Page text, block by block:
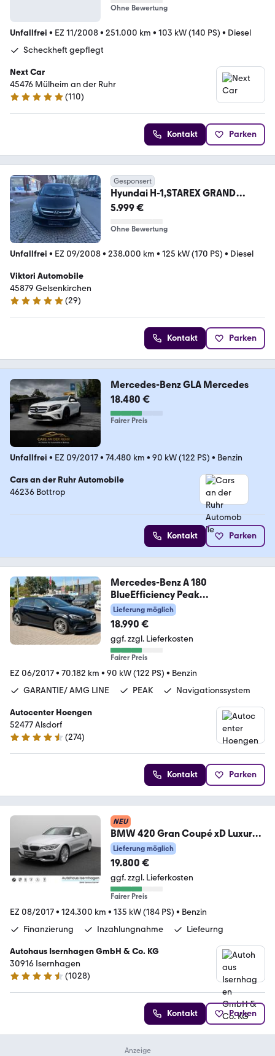
Ohne Bewertung
Unfallfrei • EZ 11/2008• 251.000 km • 103 kW (140 PS) • Diesel
Scheckheft gepflegt
Next Car
45476 Mülheim an der Ruhr
4.9 Sterne
(110)
Kontakt Parken
Gesponsert
Hyundai H-1,STAREX GRAND
STAREX
5.999 €
Ohne Bewertung
Unfallfrei • EZ 09/2008• 238.000 km • 125 kW (170 PS) • Diesel
Viktori Automobile
45879 Gelsenkirchen
5 Sterne
(29)
Kontakt Parken
Mercedes-Benz GLA Mercedes
18.480 €
Fairer Preis
Unfallfrei • EZ 09/2017• 74.480 km • 90 kW (122 PS) • Benzin
Cars an der Ruhr Automobile
46236 Bottrop
Kontakt Parken
Mercedes-Benz A 180
BlueEfficiency Peak
Garantie*Amg Line*KeyL
Lieferung möglich
18.990 €
ggf. zzgl. Lieferkosten
Fairer Preis
EZ 06/2017• 70.182 km • 90 kW (122 PS) • Benzin
GARANTIE/ AMG LINE
PEAK Navigationssystem
Autocenter Hoengen
52477 Alsdorf
4.5 Sterne
(274)
Kontakt Parken
NEU
BMW 420 Gran Coupé xD Luxury
Line HUD HiFi Kamera
Lieferung möglich
19.800 €
ggf. zzgl. Lieferkosten
Fairer Preis
EZ 08/2017• 124.300 km • 135 kW (184 PS) • Benzin
Finanzierung
Inzahlungnahme Liefeurng
Autohaus Isernhagen GmbH & Co. KG
30916 Isernhagen
4.5 Sterne
(1028)
Kontakt Parken